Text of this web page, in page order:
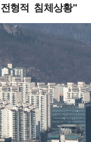
형적 침체상황"